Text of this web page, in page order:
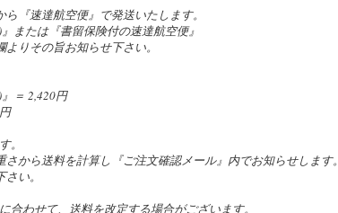
『速達航空便』で発送いたします。
または『書留保険付の速達航空便』
りその旨お知らせ下さい。
＝ 2,420円
。
から送料を計算し『ご注文確認メール』内でお知らせします。
い。
合わせて、送料を改定する場合がございます。